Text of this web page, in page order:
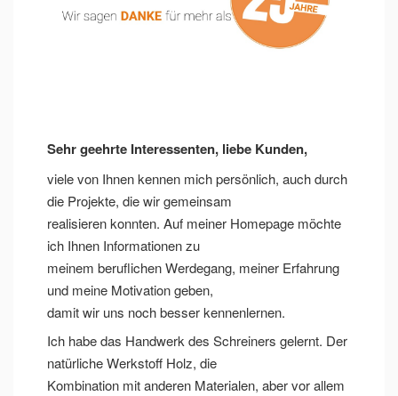
Sehr geehrte Interessenten, liebe Kunden,
viele von Ihnen kennen mich persönlich, auch durch
die Projekte, die wir gemeinsam
realisieren konnten. Auf meiner Homepage möchte
ich Ihnen Informationen zu
meinem beruflichen Werdegang, meiner Erfahrung
und meine Motivation geben,
damit wir uns noch besser kennenlernen.
Ich habe das Handwerk des Schreiners gelernt. Der
natürliche Werkstoff Holz, die
Kombination mit anderen Materialen, aber vor allem